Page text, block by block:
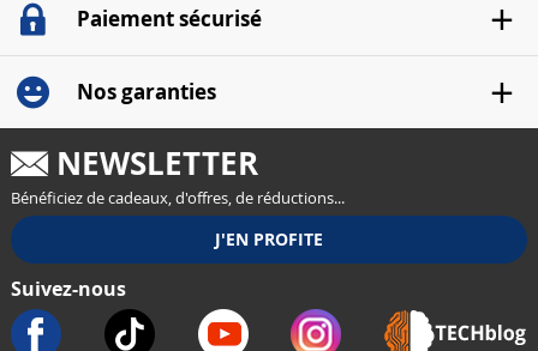
Paiement sécurisé
Nos garanties
NEWSLETTER
Bénéficiez de cadeaux, d'offres, de réductions...
Suivez-nous